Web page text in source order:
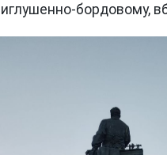
бордовому,